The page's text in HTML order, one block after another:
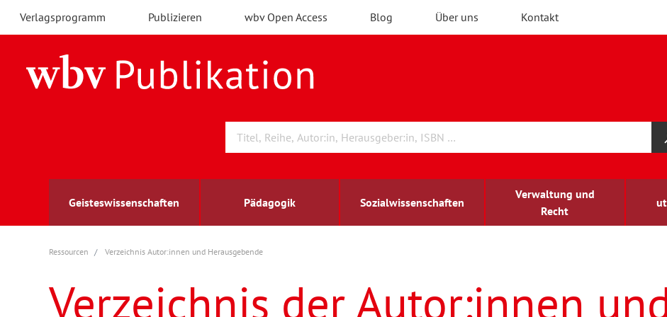
Verlagsprogramm Publizieren wbv Open Access Blog Über uns Kontakt
Geisteswissenschaften Pädagogik Sozialwissenschaften
Verwaltung und
Recht
Archäologie
Berufs- und Wirtschaftspädagogik
Arbeitsmarktforschung
Außenwirtschaft
berufsbildung
Ressourcen Verzeichnis Autor:innen und Herausgebende
Verzeichnis der Autor:innen